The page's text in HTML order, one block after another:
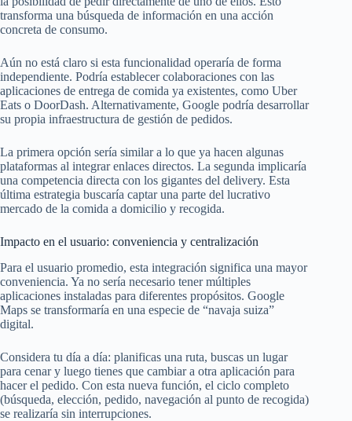
transforma una búsqueda de información en una acción
concreta de consumo.
Aún no está claro si esta funcionalidad operaría de forma
independiente. Podría establecer colaboraciones con las
aplicaciones de entrega de comida ya existentes, como Uber
Eats o DoorDash. Alternativamente, Google podría desarrollar
su propia infraestructura de gestión de pedidos.
La primera opción sería similar a lo que ya hacen algunas
plataformas al integrar enlaces directos. La segunda implicaría
una competencia directa con los gigantes del delivery. Esta
última estrategia buscaría captar una parte del lucrativo
mercado de la comida a domicilio y recogida.
Impacto en el usuario: conveniencia y centralización
Para el usuario promedio, esta integración significa una mayor
conveniencia. Ya no sería necesario tener múltiples
aplicaciones instaladas para diferentes propósitos. Google
Maps se transformaría en una especie de “navaja suiza”
digital.
Considera tu día a día: planificas una ruta, buscas un lugar
para cenar y luego tienes que cambiar a otra aplicación para
hacer el pedido. Con esta nueva función, el ciclo completo
(búsqueda, elección, pedido, navegación al punto de recogida)
se realizaría sin interrupciones.